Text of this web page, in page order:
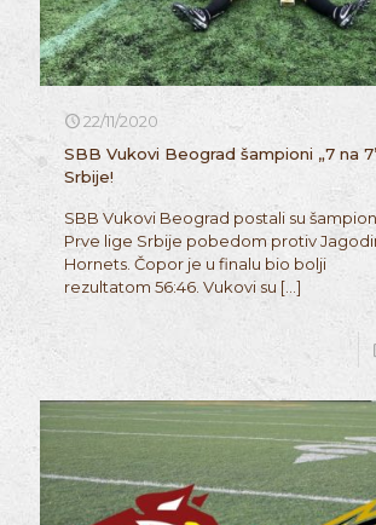
22/11/2020
SBB Vukovi Beograd šampioni „7 na
Srbije!
SBB Vukovi Beograd postali su šampioni
Prve lige Srbije pobedom protiv
Hornets. Čopor je u finalu bio bolji
rezultatom 56:46. Vukovi su […]